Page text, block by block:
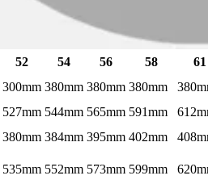
52 54 56 58
61
300mm 380mm 380mm 380mm
527mm 544mm 565mm 591mm
380mm 384mm 395mm 402mm
535mm 552mm 573mm 599mm